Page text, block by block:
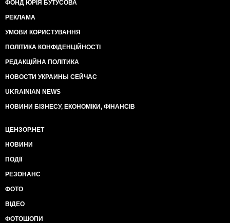
ФОНД ЮРІЯ БУТУСОВА
РЕКЛАМА
УМОВИ КОРИСТУВАННЯ
ПОЛІТИКА КОНФІДЕНЦІЙНОСТІ
РЕДАКЦІЙНА ПОЛІТИКА
НОВОСТИ УКРАИНЫ СЕЙЧАС
UKRAINIAN NEWS
НОВИНИ БІЗНЕСУ, ЕКОНОМІКИ, ФІНАНСІВ
ЦЕНЗОР.НЕТ
НОВИНИ
ПОДІЇ
РЕЗОНАНС
ФОТО
ВІДЕО
ФОТОШОПИ